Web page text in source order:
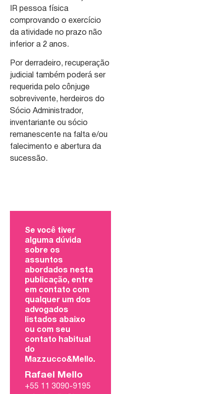
IR pessoa física
comprovando o exercício
da atividade no prazo não
inferior a 2 anos.
Por derradeiro, recuperação
judicial também poderá ser
requerida pelo cônjuge
sobrevivente, herdeiros do
Sócio Administrador,
inventariante ou sócio
remanescente na falta e/ou
falecimento e abertura da
sucessão.
Se você tiver
alguma dúvida
sobre os
assuntos
abordados nesta
publicação, entre
em contato com
qualquer um dos
advogados
listados abaixo
ou com seu
contato habitual
do
Mazzucco&Mello.
Rafael Mello
+55 11 3090-9195